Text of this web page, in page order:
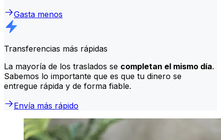
Gasta menos
Transferencias más rápidas
La mayoría de los traslados se completan el mismo día.
Sabemos lo importante que es que tu dinero se
entregue rápida y de forma fiable.
Envía más rápido